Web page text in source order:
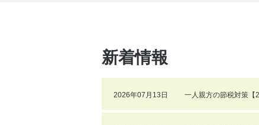
新着情報
2026年07月13日 一人親方の節税対策【